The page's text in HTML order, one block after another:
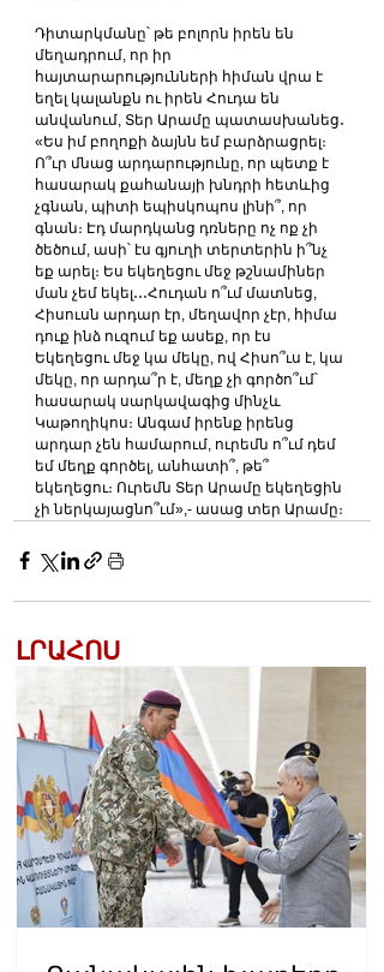
Դիտարկմանը՝ թե բոլորն իրեն են
մեղադրում, որ իր
հայտարարությունների հիման վրա է
եղել կալանքն ու իրեն Հուդա են
անվանում, Տեր Արամը պատասխանեց․
«Ես իմ բողոքի ձայնն եմ բարձրացրել։
Ո՞ւր մնաց արդարությունը, որ պետք է
հասարակ քահանայի խնդրի հետևից
չգնան, պիտի եպիսկոպոս լինի՞, որ
գնան։ Էդ մարդկանց դռները ոչ ոք չի
ծեծում, ասի՝ էս գյուղի տերտերին ի՞նչ
եք արել։ Ես եկեղեցու մեջ թշնամիներ
ման չեմ եկել․․․Հուդան ո՞ւմ մատնեց,
Հիսուսն արդար էր, մեղավոր չէր, հիմա
դուք ինձ ուզում եք ասեք, որ էս
Եկեղեցու մեջ կա մեկը, ով Հիսո՞ւս է, կա
մեկը, որ արդա՞ր է, մեղք չի գործո՞ւմ՝
հասարակ սարկավագից մինչև
Կաթողիկոս։ Անգամ իրենք իրենց
արդար չեն համարում, ուրեմն ո՞ւմ դեմ
եմ մեղք գործել, անհատի՞, թե՞
եկեղեցու։ Ուրեմն Տեր Արամը եկեղեցին
չի ներկայացնո՞ւմ»,- ասաց տեր Արամը։
ԼՐԱՀՈՍ